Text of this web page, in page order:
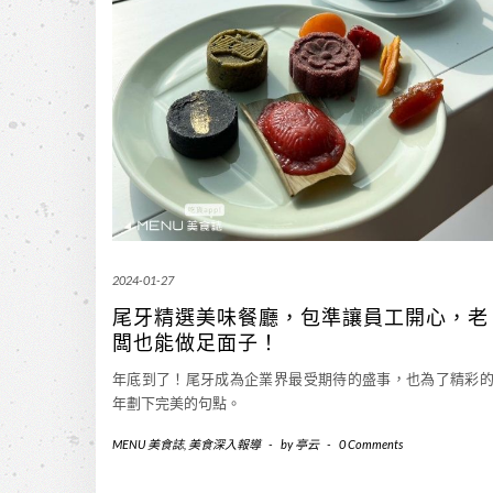
2024-01-27
尾牙精選美味餐廳，包準讓員工開心，老
闆也能做足面子！
年底到了！尾牙成為企業界最受期待的盛事，也為了精彩
年劃下完美的句點。
MENU 美食誌, 美食深入報導 - by亭云 - 0 Comments